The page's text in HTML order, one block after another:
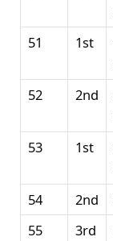
51 1st
52
2nd
53 1st
54 2nd
55
3rd